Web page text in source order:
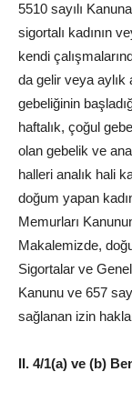
5510 sayılı
sigortalı kadının
kendi
da gelir veya aylık
gebeliğinin
haftalık, çoğul
olan gebelik ve
halleri analık hali
doğum yapan
Memurları
Makalemizde,
Sigortalar ve
Kanunu ve 657
sağlanan izin
II. 4/1(a) ve (b)